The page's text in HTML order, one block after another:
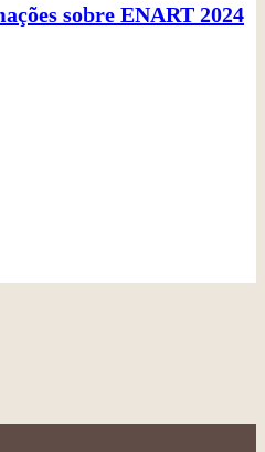
sobre ENART 2024